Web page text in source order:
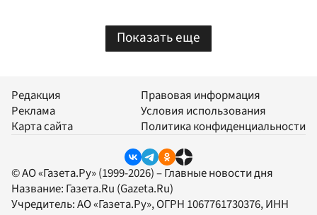
Показать еще
Редакция
Реклама
Карта сайта
Правовая информация
Условия использования
Политика конфиденциальности
© АО «Газета.Ру» (1999-2026) – Главные новости дня
Название: Газета.Ru (Gazeta.Ru)
Учредитель:АО «Газета.Ру», ОГРН 1067761730376, ИНН